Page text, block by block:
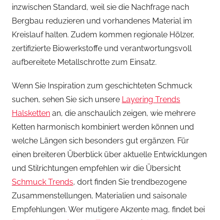
inzwischen Standard, weil sie die Nachfrage nach
Bergbau reduzieren und vorhandenes Material im
Kreislauf halten. Zudem kommen regionale Hölzer,
zertifizierte Biowerkstoffe und verantwortungsvoll
aufbereitete Metallschrotte zum Einsatz.
Wenn Sie Inspiration zum geschichteten Schmuck
suchen, sehen Sie sich unsere Layering Trends
Halsketten an, die anschaulich zeigen, wie mehrere
Ketten harmonisch kombiniert werden können und
welche Längen sich besonders gut ergänzen. Für
einen breiteren Überblick über aktuelle Entwicklungen
und Stilrichtungen empfehlen wir die Übersicht
Schmuck Trends, dort finden Sie trendbezogene
Zusammenstellungen, Materialien und saisonale
Empfehlungen. Wer mutigere Akzente mag, findet bei